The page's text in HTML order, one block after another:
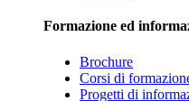
Formazione ed
Brochure
Corsi di
Progetti di